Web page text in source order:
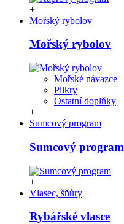
+
Mořský rybolov
Mořský rybolov
Mořské návazce
Pilkry
Ostatní doplňky
+
Sumcový program
Sumcový program
+
Vlasec, šňůry
Rybářské vlasce